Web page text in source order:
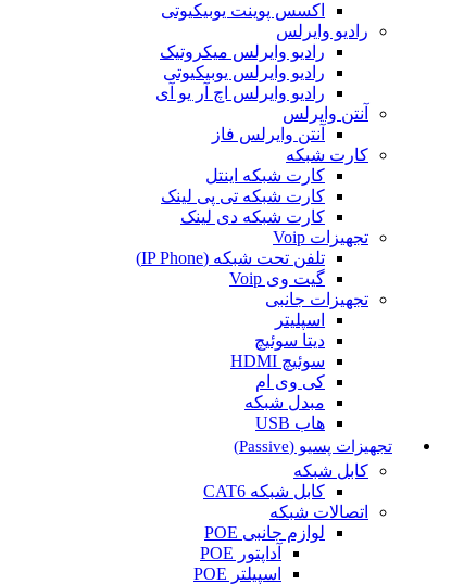
اکسس پوینت یوبیکیوتی
رادیو وایرلس
رادیو وایرلس میکروتیک
رادیو وایرلس یوبیکیوتی
رادیو وایرلس اچ آر یو آی
آنتن وایرلس
آنتن وایرلس فاز
کارت شبکه
کارت شبکه اینتل
کارت شبکه تی پی لینک
کارت شبکه دی لینک
تجهیزات Voip
تلفن تحت شبکه (IP Phone)
گیت وی Voip
تجهیزات جانبی
اسپلیتر
دیتا سوئیچ
سوئیچ HDMI
کی وی ام
مبدل شبکه
هاب USB
تجهیزات پسیو (Passive)
کابل شبکه
کابل شبکه CAT6
اتصالات شبکه
لوازم جانبی POE
آداپتور POE
اسپیلتر POE